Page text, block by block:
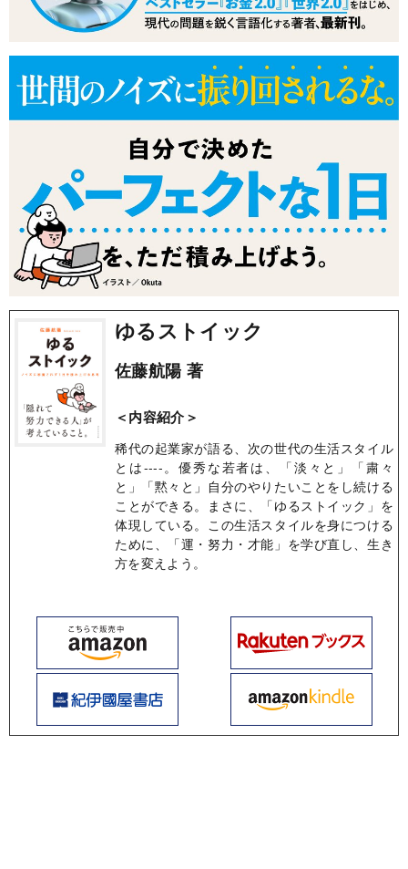
ゆるストイック
佐藤航陽 著
＜内容紹介＞
稀代の起業家が語る、次の世代の生活スタイル
とは----。優秀な若者は、「淡々と」「粛々
と」「黙々と」自分のやりたいことをし続ける
ことができる。まさに、「ゆるストイック」を
体現している。この生活スタイルを身につける
ために、「運・努力・才能」を学び直し、生き
方を変えよう。